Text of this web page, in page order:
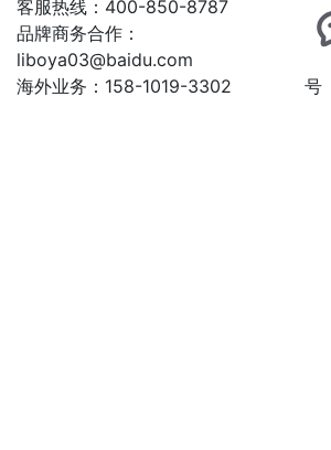
客服热线：400-850-8787
品牌商务合作：
liboya03@baidu.com
海外业务：158-1019-3302
号